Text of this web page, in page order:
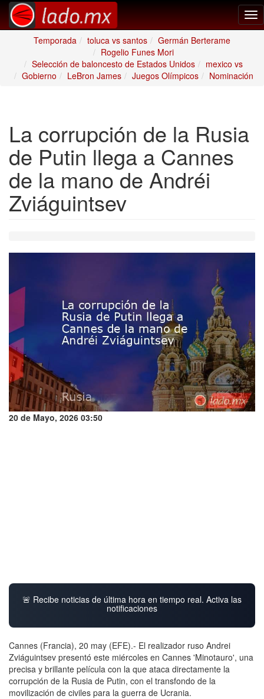
Temporada
toluca vs santos
Germán Berterame
Rogelio Funes Mori
Selección de baloncesto de Estados Unidos
mexico vs
Gobierno
LeBron James Juegos Olímpicos Nominación
La corrupción de la Rusia
de Putin llega a Cannes
de la mano de Andréi
Zviáguintsev
20 de Mayo, 2026 03:50
🚨 Recibe noticias de última hora en tiempo real. Activa las
notificaciones
Cannes (Francia), 20 may (EFE).- El realizador ruso Andrei
Zviáguintsev presentó este miércoles en Cannes 'Minotauro', una
precisa y brillante película con la que ataca directamente la
corrupción de la Rusia de Putin, con el transfondo de la
movilización de civiles para la guerra de Ucrania.